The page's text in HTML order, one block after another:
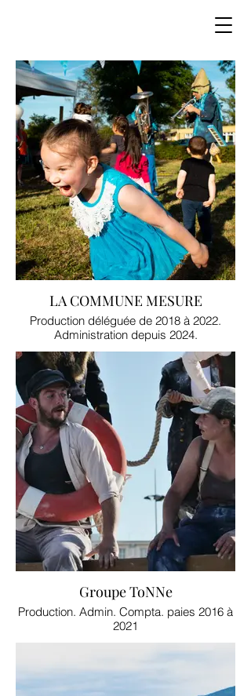
LA COMMUNE MESURE
Production déléguée de 2018 à 2022.
Administration depuis 2024.
Groupe ToNNe
Production. Admin. Compta. paies 2016 à
2021